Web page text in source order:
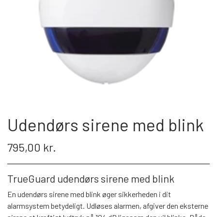
TILBEHØR TIL VIDEOOVERVÅGNING
KAMERA TIL NAS & SERVER
INSTALLATION
KONTAKT OS
Udendørs sirene med blink
795,00 kr.
TrueGuard udendørs sirene med blink
En udendørs sirene med blink øger sikkerheden i dit
alarmsystem betydeligt. Udløses alarmen, afgiver den eksterne